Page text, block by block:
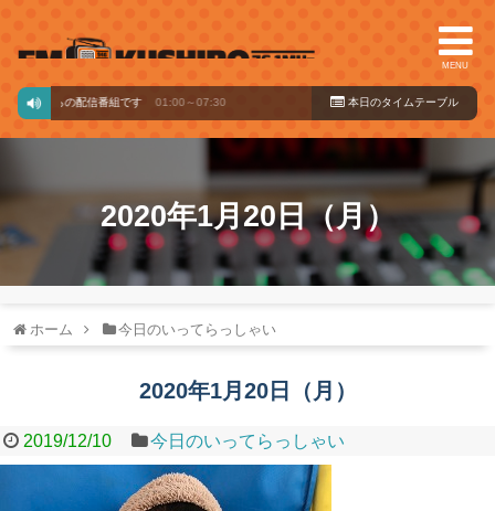
MENU
ドからの配信番組です 01:00～07:30 本日のタイ ムテーブル
2020年1月20日（月）
ホーム 今日のいってらっしゃい
2020年1月20日（月）
2019/12/10 今日のいってらっしゃい